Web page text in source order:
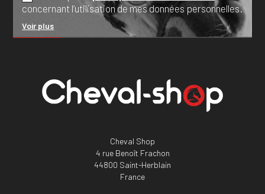
concernant l’utilisation de mes données personnelles.
Voir plus
Cheval Shop
4 rue Benoît Frachon
44800 Saint-Herblain
France